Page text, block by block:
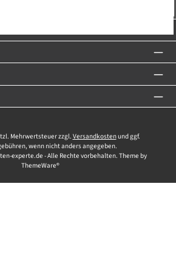
Mehrwertsteuer zzgl. Versandkostenund ggf.
wenn nicht anders angegeben.
experte.de - Alle Rechte vorbehalten. Theme by
ThemeWare®